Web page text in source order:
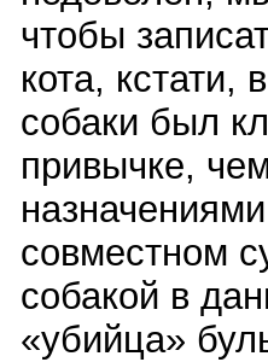
чтобы
кота,
собаки был
привычке,
совместном
собакой в
«убийца»